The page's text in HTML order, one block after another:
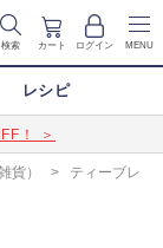
検索 カート ログイン MENU
レシピ
！ ＞
貨） >
ティーブレ